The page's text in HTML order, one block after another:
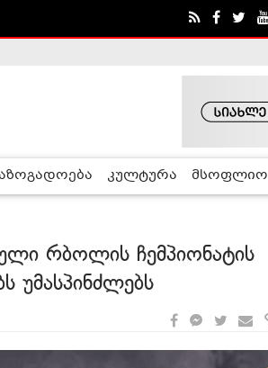
კულტურა მსოფლიო
რბოლის ჩემპიონატის
უმასპინძლებს